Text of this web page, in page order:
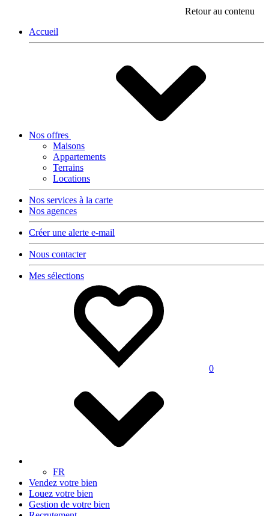
Retour au contenu
Accueil
Nos offres
Maisons
Appartements
Terrains
Locations
Nos services à la carte
Nos agences
Créer une alerte e-mail
Nous contacter
Mes sélections
0
FR
Vendez votre bien
Louez votre bien
Gestion de votre bien